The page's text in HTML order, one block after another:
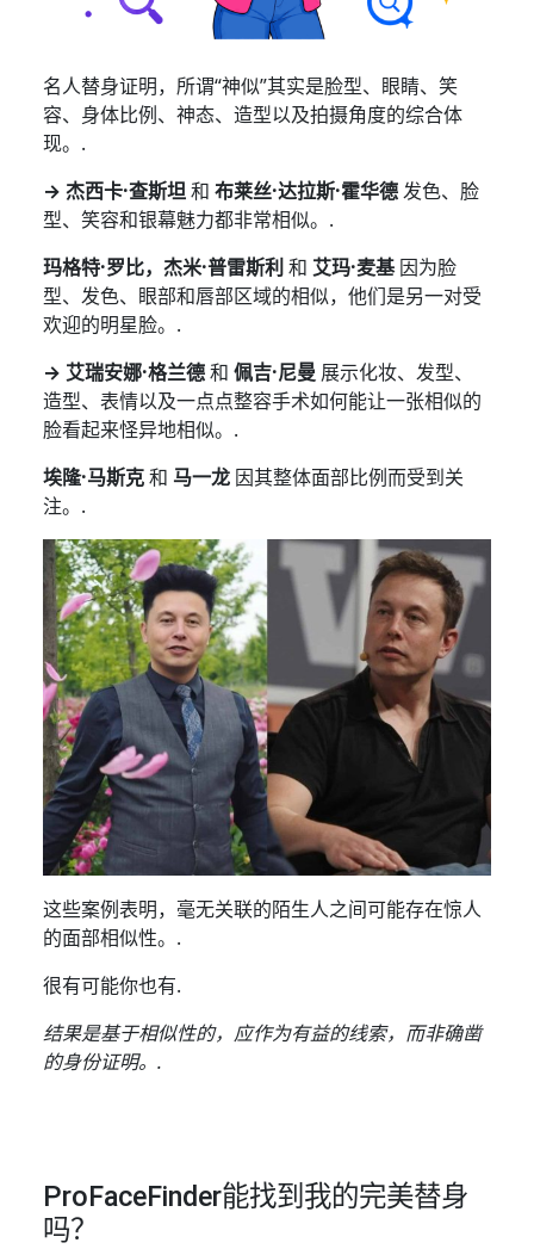
名人替身证明，所谓“神似”其实是脸型、眼睛、笑
容、身体比例、神态、造型以及拍摄角度的综合体
现。.
→ 杰西卡·查斯坦和 布莱丝·达拉斯·霍华德发色、脸
型、笑容和银幕魅力都非常相似。.
玛格特·罗比，杰米·普雷斯利 和 艾玛·麦基因为脸
型、发色、眼部和唇部区域的相似，他们是另一对受
欢迎的明星脸。.
→ 艾瑞安娜·格兰德和 佩吉·尼曼 展示化妆、发型、
造型、表情以及一点点整容手术如何能让一张相似的
脸看起来怪异地相似。.
埃隆·马斯克和 马一龙 因其整体面部比例而受到关
注。.
这些案例表明，毫无关联的陌生人之间可能存在惊人
的面部相似性。.
很有可能你也有.
结果是基于相似性的，应作为有益的线索，而非确凿
的身份证明。.
ProFaceFinder能找到我的完美替身
吗？